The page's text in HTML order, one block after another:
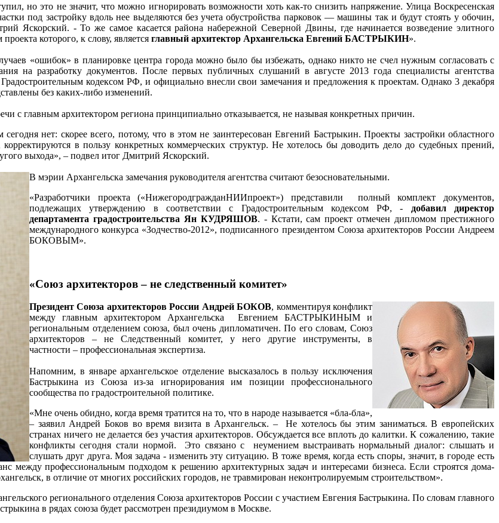
но это не значит, что можно игнорировать возможности хоть как-то снизить напряжение. Улица Воскресенская
под застройку вдоль нее выделяются без учета обустройства парковок — машины так и будут стоять у обочин,
Яскорский. - То же самое касается района набережной Северной Двины, где начинается возведение элитного
которого, к слову, является главный архитектор Архангельска Евгений БАСТРЫКИН».
«ошибок» в планировке центра города можно было бы избежать, однако никто не счел нужным согласовать с
на разработку документов. После первых публичных слушаний в августе 2013 года специалисты агентства
кодексом РФ, и официально внесли свои замечания и предложения к проектам. Однако 3 декабря
без каких-либо изменений.
с главным архитектором региона принципиально отказывается, не называя конкретных причин.
нет: скорее всего, потому, что в этом не заинтересован Евгений Бастрыкин. Проекты застройки областного
в пользу конкретных коммерческих структур. Не хотелось бы доводить дело до судебных прений,
выхода», – подвел итог Дмитрий Яскорский.
В мэрии Архангельска замечания руководителя агентства считают безосновательными.
«Разработчики проекта («НижегородгражданНИИпроект») представили полный комплект документов,
подлежащих утверждению в соответствии с Градостроительным кодексом РФ, - добавил директор
департамента градостроительства Ян КУДРЯШОВ. - Кстати, сам проект отмечен дипломом престижного
международного конкурса «Зодчество-2012», подписанного президентом Союза архитекторов России Андреем
БОКОВЫМ».
«Союз архитекторов – не следственный комитет»
Президент Союза архитекторов России Андрей БОКОВ, комментируя конфликт
между главным архитектором Архангельска Евгением БАСТРЫКИНЫМ и
региональным отделением союза, был очень дипломатичен. По его словам, Союз
архитекторов – не Следственный комитет, у него другие инструменты, в
частности – профессиональная экспертиза.
Напомним, в январе архангельское отделение высказалось в пользу исключения
Бастрыкина из Союза из-за игнорирования им позиции профессионального
сообщества по градостроительной политике.
«Мне очень обидно, когда время тратится на то, что в народе называется «бла-бла»,
– заявил Андрей Боков во время визита в Архангельск. – Не хотелось бы этим заниматься. В европейских
странах ничего не делается без участия архитекторов. Обсуждается все вплоть до калитки. К сожалению, такие
конфликты сегодня стали нормой. Это связано с неумением выстраивать нормальный диалог: слышать и
слушать друг друга. Моя задача - изменить эту ситуацию. В тоже время, когда есть споры, значит, в городе есть
между профессиональным подходом к решению архитектурных задач и интересами бизнеса. Если строятся дома-
в отличие от многих российских городов, не травмирован неконтролируемым строительством».
регионального отделения Союза архитекторов России с участием Евгения Бастрыкина. По словам главного
в рядах союза будет рассмотрен президиумом в Москве.